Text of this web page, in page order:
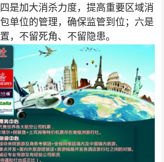
是加大消杀力度，提高重要区域消
单位的管理，确保监管到位；六是
，不留死角、不留隐患。